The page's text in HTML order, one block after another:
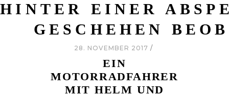
HINTER EINER
GESCHEHEN
28. NOVEMBER 2017
EIN
MOTORRADFAHRER
MIT HELM UND